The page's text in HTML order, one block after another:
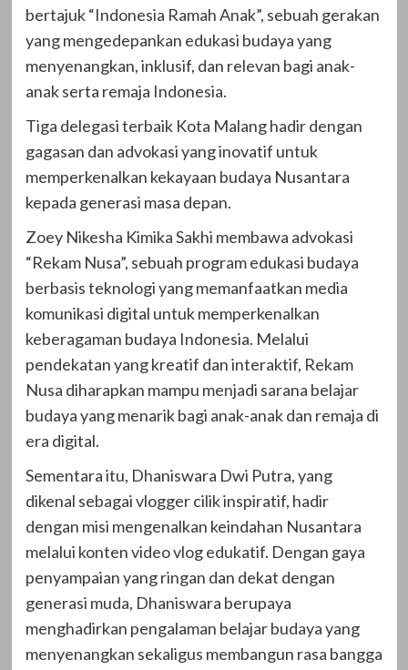
bertajuk “Indonesia Ramah Anak”, sebuah gerakan
yang mengedepankan edukasi budaya yang
menyenangkan, inklusif, dan relevan bagi anak-
anak serta remaja Indonesia.
Tiga delegasi terbaik Kota Malang hadir dengan
gagasan dan advokasi yang inovatif untuk
memperkenalkan kekayaan budaya Nusantara
kepada generasi masa depan.
Zoey Nikesha Kimika Sakhi membawa advokasi
“Rekam Nusa”, sebuah program edukasi budaya
berbasis teknologi yang memanfaatkan media
komunikasi digital untuk memperkenalkan
keberagaman budaya Indonesia. Melalui
pendekatan yang kreatif dan interaktif, Rekam
Nusa diharapkan mampu menjadi sarana belajar
budaya yang menarik bagi anak-anak dan remaja di
era digital.
Sementara itu, Dhaniswara Dwi Putra, yang
dikenal sebagai vlogger cilik inspiratif, hadir
dengan misi mengenalkan keindahan Nusantara
melalui konten video vlog edukatif. Dengan gaya
penyampaian yang ringan dan dekat dengan
generasi muda, Dhaniswara berupaya
menghadirkan pengalaman belajar budaya yang
menyenangkan sekaligus membangun rasa bangga